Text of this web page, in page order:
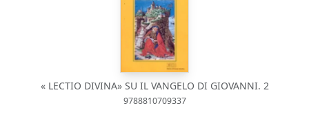
« LECTIO DIVINA» SU IL VANGELO DI GIOVANNI. 2
9788810709337